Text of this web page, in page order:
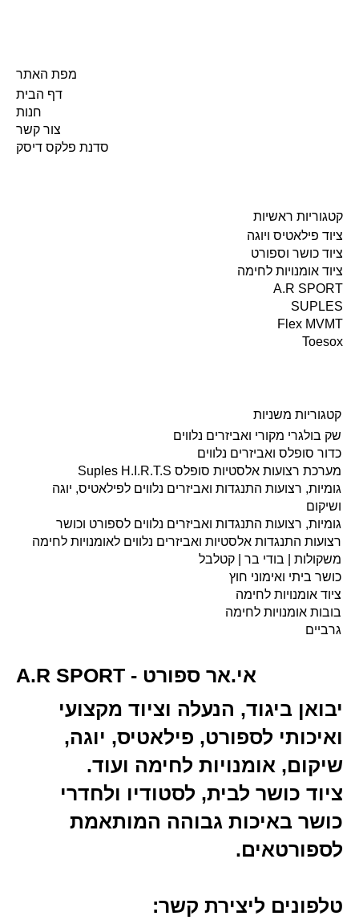
A.R SPORT - אי.אר ספורט
יבואן ביגוד, הנעלה וציוד מקצועי
ואיכותי לספורט, פילאטיס, יוגה,
שיקום, אומנויות לחימה ועוד.
ציוד כושר לבית, לסטודיו ולחדרי
כושר באיכות גבוהה המותאמת
לספורטאים.
טלפונים ליצירת קשר:
שק בולגרי מקורי ואביזרים נלווים
כדור סופלס ואביזרים נלווים
מערכת רצועות אלסטיות סופלס Suples H.I.R.T.S
גומיות, רצועות התנגדות ואביזרים נלווים לפילאטיס, יוגה
ושיקום
גומיות, רצועות התנגדות ואביזרים נלווים לספורט וכושר
רצועות התנגדות אלסטיות ואביזרים נלווים לאומנויות לחימה
משקולות | בודי בר | קטלבל
כושר ביתי ואימוני חוץ
ציוד אומנויות לחימה
בובות אומנויות לחימה
גרביים
קטגוריות משניות
ציוד פילאטיס ויוגה
ציוד כושר וספורט
ציוד אומנויות לחימה
A.R SPORT
SUPLES
Flex MVMT
Toesox
קטגוריות ראשיות
דף הבית
חנות
צור קשר
סדנת פלקס דיסק
מפת האתר